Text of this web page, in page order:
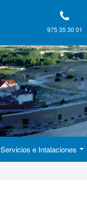
975 35 30 01
Servicios e Intalaciones